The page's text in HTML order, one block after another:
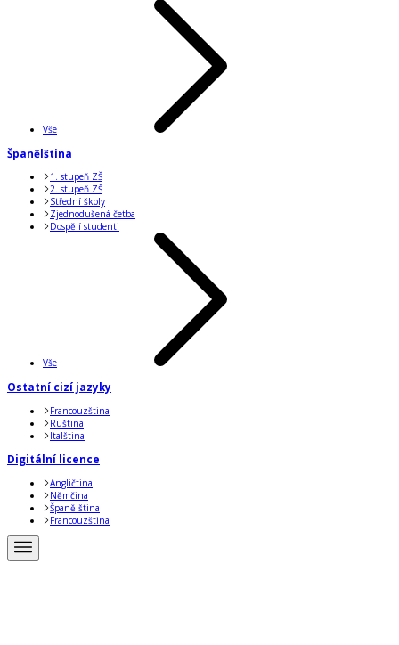
Vše
Španělština
1. stupeň ZŠ
2. stupeň ZŠ
Střední školy
Zjednodušená četba
Dospělí studenti
Vše
Ostatní cizí jazyky
Francouzština
Ruština
Italština
Digitální licence
Angličtina
Němčina
Španělština
Francouzština